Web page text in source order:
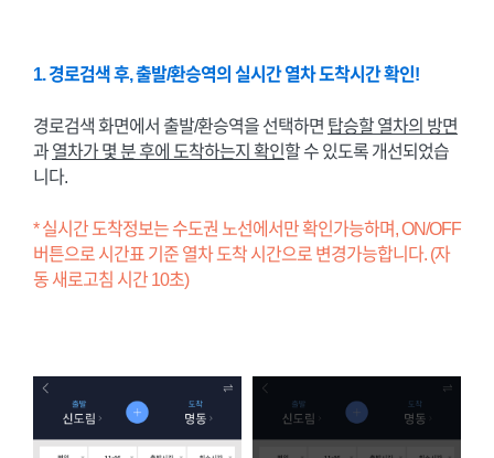
1. 경로검색 후, 출발/환승역의 실시간 열차 도착시간 확인!
경로검색 화면에서 출발/환승역을 선택하면 탑승할 열차의 방면
과열차가 몇 분 후에 도착하는지 확인할 수 있도록 개선되었습
니다.
* 실시간 도착정보는 수도권 노선에서만 확인가능하며, ON/OFF
버튼으로 시간표 기준 열차 도착 시간으로 변경가능합니다. (자
동 새로고침 시간 10초)